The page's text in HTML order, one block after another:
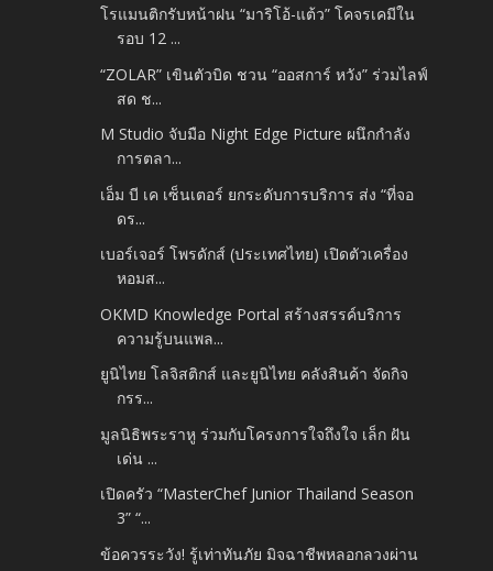
โรแมนติกรับหน้าฝน “มาริโอ้-แต้ว” โคจรเคมีใน
รอบ 12 ...
“ZOLAR” เขินตัวบิด ชวน “ออสการ์ หวัง” ร่วมไลฟ์
สด ช...
M Studio จับมือ Night Edge Picture ผนึกกำลัง
การตลา...
เอ็ม บี เค เซ็นเตอร์ ยกระดับการบริการ ส่ง “ที่จอ
ดร...
เบอร์เจอร์ โพรดักส์ (ประเทศไทย) เปิดตัวเครื่อง
หอมส...
OKMD Knowledge Portal สร้างสรรค์บริการ
ความรู้บนแพล...
ยูนิไทย โลจิสติกส์ และยูนิไทย คลังสินค้า จัดกิจ
กรร...
มูลนิธิพระราหู ร่วมกับโครงการใจถึงใจ เล็ก ฝัน
เด่น ...
เปิดครัว “MasterChef Junior Thailand Season
3” “...
ข้อควรระวัง! รู้เท่าทันภัย มิจฉาชีพหลอกลวงผ่าน